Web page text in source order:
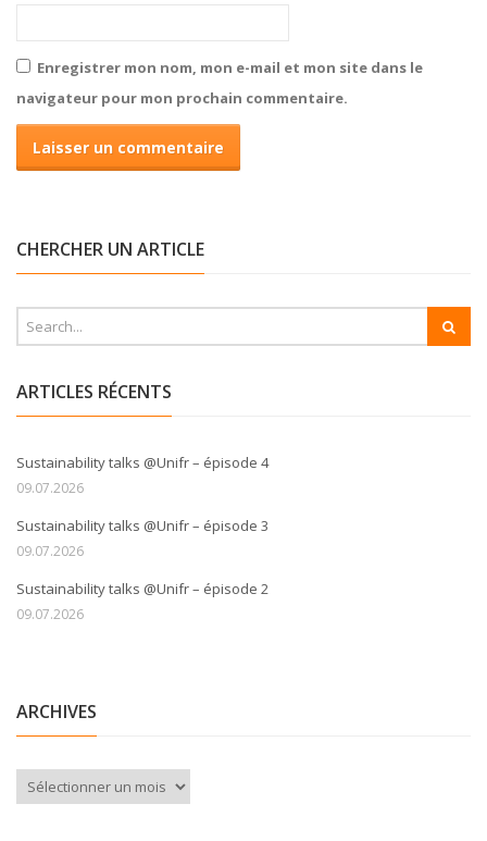
Enregistrer mon nom, mon e-mail et mon site dans le
navigateur pour mon prochain commentaire.
CHERCHER UN ARTICLE
ARTICLES RÉCENTS
Sustainability talks @Unifr – épisode 4
09.07.2026
Sustainability talks @Unifr – épisode 3
09.07.2026
Sustainability talks @Unifr – épisode 2
09.07.2026
ARCHIVES
Archives